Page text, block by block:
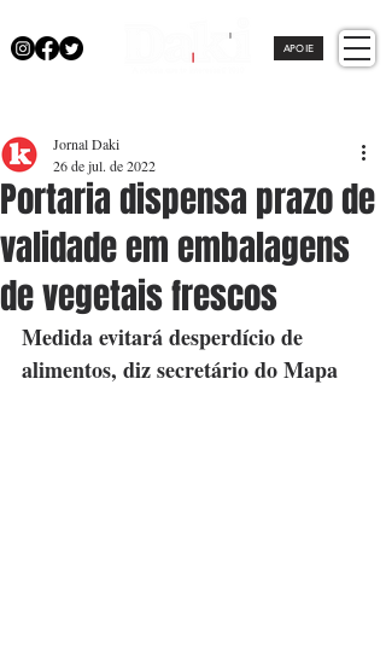
APOIE
Portaria dispensa prazo de
validade em embalagens
de vegetais frescos
Jornal Daki
26 de jul. de 2022
Medida evitará desperdício de
alimentos, diz secretário do Mapa